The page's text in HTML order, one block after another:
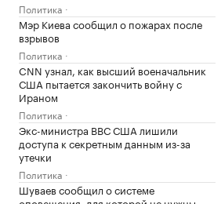
Политика
Мэр Киева сообщил о пожарах после
взрывов
Политика
CNN узнал, как высший военачальник
США пытается закончить войну с
Ираном
Политика
Экс-министра ВВС США лишили
доступа к секретным данным из-за
утечки
Политика
Шуваев сообщил о системе